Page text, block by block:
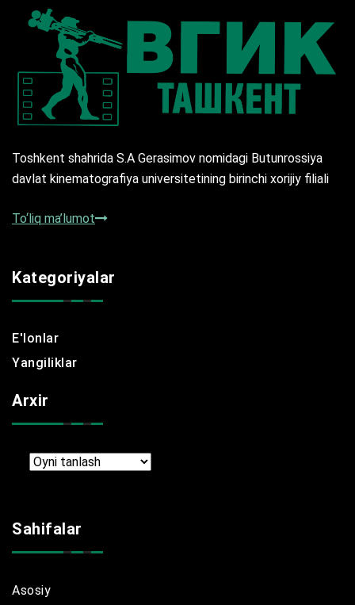
Toshkent shahrida S.A Gerasimov nomidagi Butunrossiya
davlat kinematografiya universitetining birinchi xorijiy filiali
To‘liq ma’lumot
Kategoriyalar
E'lonlar
Yangiliklar
Arxir
Arxir
Sahifalar
Asosiy